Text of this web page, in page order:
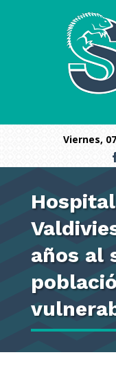
viernes,
años al